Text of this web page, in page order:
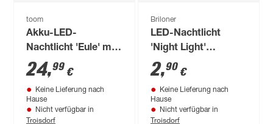
toom
Akku-LED-
Nachtlicht 'Eule' mit
Uhr, Farbwechsler
und Soundeffekten
24,99 €
Keine Lieferung nach
Hause
Nicht verfügbar in
Troisdorf
Briloner
LED-Nachtlicht
'Night Light'
schwarz 27 lm
2,90 €
Keine Lieferung nach
Hause
Nicht verfügbar in
Troisdorf